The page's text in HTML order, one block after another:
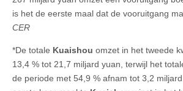
is het de eerste maal dat de vooruitgang
CER
*De totale Kuaishou omzet in het tweede
13,4 % tot 21,7 miljard yuan, terwijl het
de periode met 54,9 % afnam tot 3,2